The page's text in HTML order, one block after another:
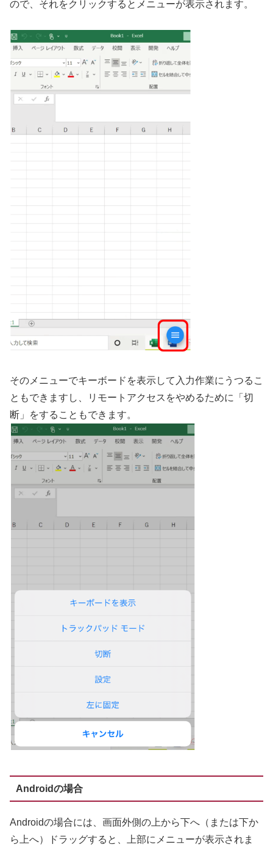
ので、それをクリックするとメニューが表示されます。
そのメニューでキーボードを表示して入力作業にうつるこ
ともできますし、リモートアクセスをやめるために「切
断」をすることもできます。
Androidの場合
Androidの場合には、画面外側の上から下へ（または下か
ら上へ）ドラッグすると、上部にメニューが表示されま